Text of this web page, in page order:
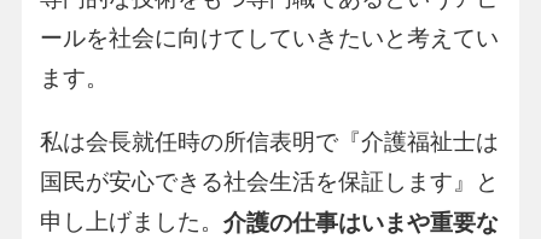
ールを社会に向けてしていきたいと考えてい
ます。
私は会長就任時の所信表明で『介護福祉士は
国民が安心できる社会生活を保証します』と
申し上げました。 介護の仕事はいまや重要な